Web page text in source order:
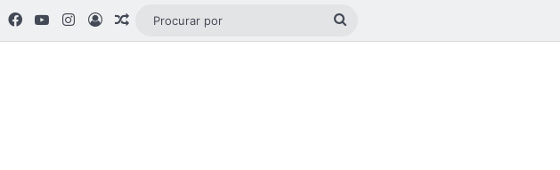
Facebook
YouTubeInstagram
EntrarArtigo aleatório